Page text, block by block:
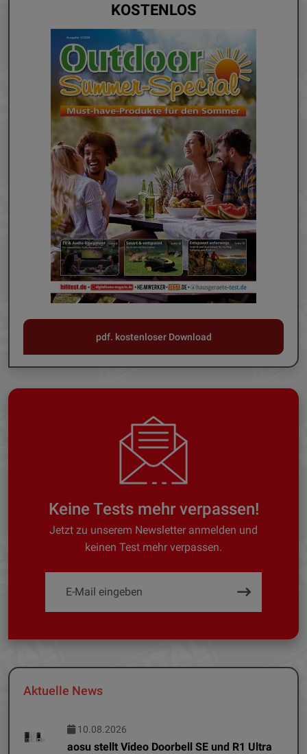
KOSTENLOS
pdf. kostenloser Download
Keine Tests mehr verpassen!
Jetzt zu unserem Newsletter anmelden und
keinen Test mehr verpassen.
Aktuelle News
10.08.2026
aosu stellt Video Doorbell SE und R1 Ultra